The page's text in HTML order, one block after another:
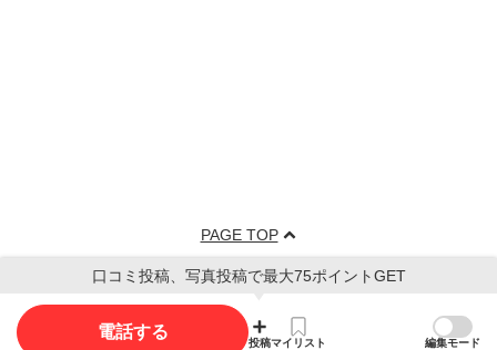
PAGE TOP
口コミ投稿、写真投稿で最大75ポイントGET
電話する
投稿マイリスト 編集モード